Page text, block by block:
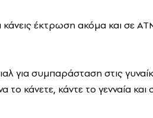
κάνεις έκτρωση ακόμα και σε
για συμπαράσταση στις
το κάνετε, κάντε το γενναία και